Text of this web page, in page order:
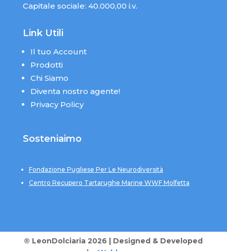
Capitale sociale: 40.000,00 i.v.
Link Utili
Il tuo Account
Prodotti
Chi Siamo
Diventa nostro agente!
Privacy Policy
Sosteniaimo
Fondazione Pugliese Per Le Neurodiversità
Centro Recupero Tartarughe Marine WWF Molfetta
® LeonDolciaria 2026 | Designed & Developed